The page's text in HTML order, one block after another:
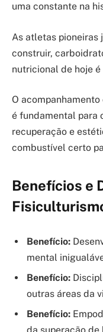
uma constante na
As atletas pioneiras
construir,
nutricional de hoje
O
é fundamental para
recuperação e
combustível certo
Benefícios e
Benefício:
mental
Benefício:
outras áreas da
Benefício: